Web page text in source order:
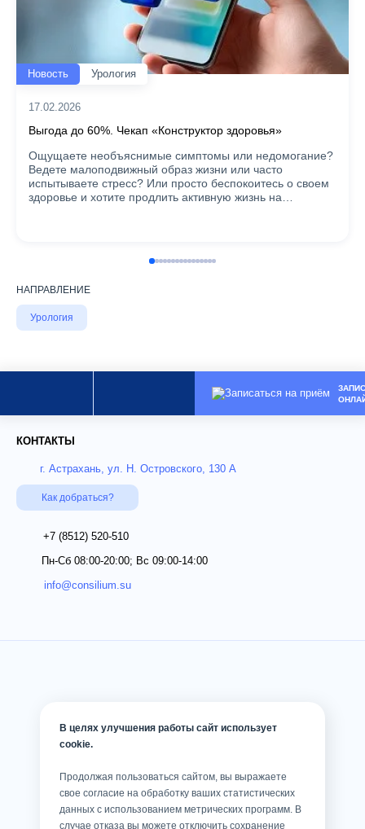
Новость Урология
17.02.2026
Выгода до 60%. Чекап «Конструктор здоровья»
Ощущаете необъяснимые симптомы или недомогание?
Ведете малоподвижный образ жизни или часто
испытываете стресс? Или просто беспокоитесь о своем
здоровье и хотите продлить активную жизнь на…
НАПРАВЛЕНИЕ
Урология
КОНТАКТЫ
г. Астрахань, ул. Н. Островского, 130 А
Как добраться?
+7 (8512) 520-510
Пн-Сб 08:00-20:00; Вс 09:00-14:00
info@consilium.su
В целях улучшения работы сайт использует
cookie.
Продолжая пользоваться сайтом, вы выражаете
свое согласие на обработку ваших статистических
данных с использованием метрических программ. В
случае отказа вы можете отключить сохранение